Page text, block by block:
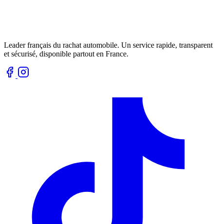
Leader français du rachat automobile. Un service rapide, transparent
et sécurisé, disponible partout en France.